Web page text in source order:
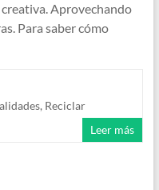
Aprovechando
Para saber cómo
, Reciclar
Leer más